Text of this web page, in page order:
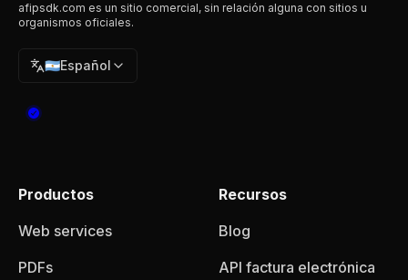
afipsdk.com es un sitio comercial, sin relación alguna con sitios u
organismos oficiales.
🇦🇷Español
Productos
Web services
PDFs
Recursos
Blog
API factura electrónica